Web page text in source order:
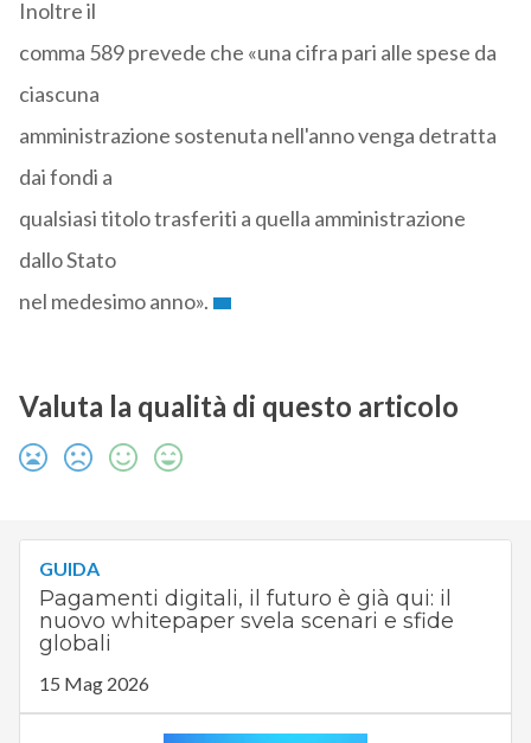
Inoltre il
comma 589 prevede che «una cifra pari alle spese da
ciascuna
amministrazione sostenuta nell'anno venga detratta
dai fondi a
qualsiasi titolo trasferiti a quella amministrazione
dallo Stato
nel medesimo anno».
Valuta la qualità di questo articolo
GUIDA
Pagamenti digitali, il futuro è già qui: il
nuovo whitepaper svela scenari e sfide
globali
15 Mag 2026